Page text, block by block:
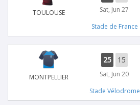
TOULOUSE Sat, Jun 27
Stade de France
MONTPELLIER
25 15
Sat, Jun 20
Stade Vélodrome